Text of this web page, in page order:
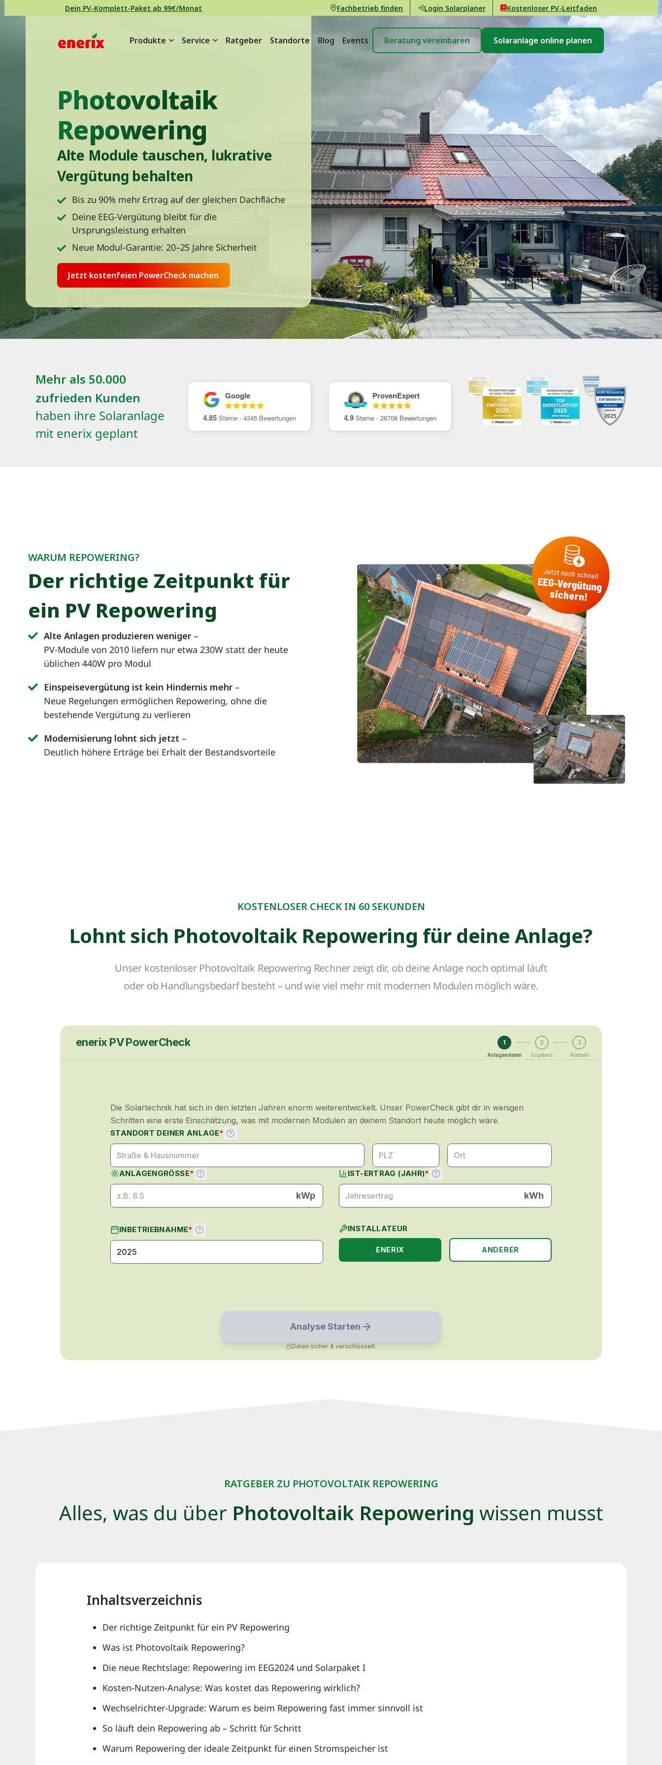
Direkt zum Inhalt wechselnDein PV-Komplett-Paket ab 99€/Monat Fachbetrieb finden Login Solarplaner Kostenloser PV-Leitfaden
Hauptnavigation
Produkte Service Ratgeber Standorte Blog Events Beratung vereinbaren Solaranlage online planen
Photovoltaik
Repowering
Alte Module tauschen, lukrative
Vergütung behalten
Bis zu 90% mehr Ertrag auf der gleichen Dachfläche
Deine EEG-Vergütung bleibt für die
Ursprungsleistung erhalten
Neue Modul-Garantie: 20–25 Jahre Sicherheit
Jetzt kostenfeien PowerCheck machen
Mehr als 50.000
zufrieden Kunden
haben ihre Solaranlage
mit enerix geplant
Google
4.85 Sterne -4345 Bewertungen
ProvenExpert
4.9Sterne - 26708 Bewertungen
WARUM REPOWERING?
Der richtige Zeitpunkt für
ein PV Repowering
Alte Anlagen produzieren weniger–
PV-Module von 2010 liefern nur etwa 230W statt der heute
üblichen 440W pro Modul
Einspeisevergütung ist kein Hindernis mehr–
Neue Regelungen ermöglichen Repowering, ohne die
bestehende Vergütung zu verlieren
Modernisierung lohnt sich jetzt –
Deutlich höhere Erträge bei Erhalt der Bestandsvorteile
KOSTENLOSER CHECK IN 60 SEKUNDEN
Lohnt sich Photovoltaik Repowering für deine Anlage?
Unser kostenloser Photovoltaik Repowering Rechner zeigt dir, ob deine Anlage noch optimal läuft
oder ob Handlungsbedarf besteht – und wie viel mehr mit modernen Modulen möglich wäre.
RATGEBER ZU PHOTOVOLTAIK REPOWERING
Alles, was du über Photovoltaik Repowering wissen musst
Inhaltsverzeichnis
Der richtige Zeitpunkt für ein PV Repowering
Was ist Photovoltaik Repowering?
Die neue Rechtslage: Repowering im EEG2024 und Solarpaket I
Kosten-Nutzen-Analyse: Was kostet das Repowering wirklich?
Wechselrichter-Upgrade: Warum es beim Repowering fast immer sinnvoll ist
So läuft dein Repowering ab – Schritt für Schritt
Warum Repowering der ideale Zeitpunkt für einen Stromspeicher ist